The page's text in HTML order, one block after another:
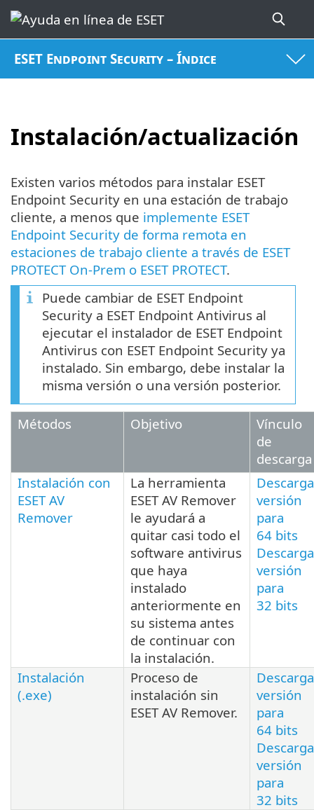
ESET Endpoint Security – Índice
Instalación/actualización
Existen varios métodos para instalar ESET
Endpoint Security en una estación de trabajo
cliente, a menos que implemente ESET
Endpoint Security de forma remota en
estaciones de trabajo cliente a través de ESET
PROTECT On-Prem o ESET PROTECT.
Puede cambiar de ESET Endpoint
Security a ESET Endpoint Antivirus al
ejecutar el instalador de ESET Endpoint
Antivirus con ESET Endpoint Security ya
instalado. Sin embargo, debe instalar la
misma versión o una versión posterior.
Métodos Objetivo
Vínculo
de
descarga
Instalación con
ESET AV
Remover
La herramienta
ESET AV Remover
le ayudará a
quitar casi todo el
software antivirus
que haya
instalado
anteriormente en
su sistema antes
de continuar con
la instalación.
versión
para
64 bits
versión
para
32 bits
Instalación
(.exe)
Proceso de
instalación sin
ESET AV Remover.
versión
para
64 bits
versión
para
32 bits